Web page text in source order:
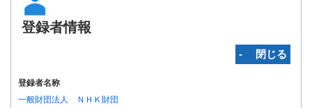
登録者情報
‐ 閉じる
登録者名称
一般財団法人 ＮＨＫ財団